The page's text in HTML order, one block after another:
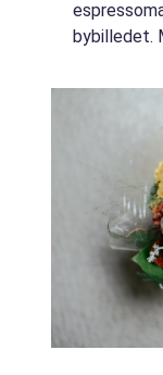
bybilledet.
kaffevogn